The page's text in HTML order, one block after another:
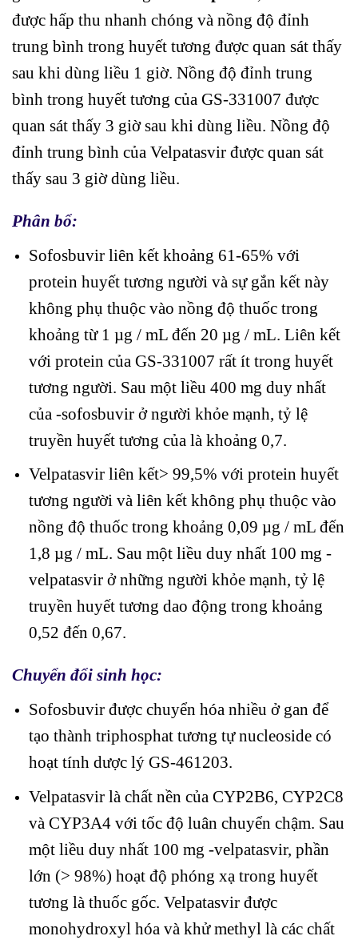
được hấp thu nhanh chóng và nồng độ đỉnh
trung bình trong huyết tương được quan sát thấy
sau khi dùng liều 1 giờ. Nồng độ đỉnh trung
bình trong huyết tương của GS-331007 được
quan sát thấy 3 giờ sau khi dùng liều. Nồng độ
đỉnh trung bình của Velpatasvir được quan sát
thấy sau 3 giờ dùng liều.
Phân bổ:
Sofosbuvir liên kết khoảng 61-65% với
protein huyết tương người và sự gắn kết này
không phụ thuộc vào nồng độ thuốc trong
khoảng từ 1 µg / mL đến 20 µg / mL. Liên kết
với protein của GS-331007 rất ít trong huyết
tương người. Sau một liều 400 mg duy nhất
của -sofosbuvir ở người khỏe mạnh, tỷ lệ
truyền huyết tương của là khoảng 0,7.
Velpatasvir liên kết> 99,5% với protein huyết
tương người và liên kết không phụ thuộc vào
nồng độ thuốc trong khoảng 0,09 µg / mL đến
1,8 µg / mL. Sau một liều duy nhất 100 mg -
velpatasvir ở những người khỏe mạnh, tỷ lệ
truyền huyết tương dao động trong khoảng
0,52 đến 0,67.
Chuyển đổi sinh học:
Sofosbuvir được chuyển hóa nhiều ở gan để
tạo thành triphosphat tương tự nucleoside có
hoạt tính dược lý GS-461203.
Velpatasvir là chất nền của CYP2B6, CYP2C8
và CYP3A4 với tốc độ luân chuyển chậm. Sau
một liều duy nhất 100 mg -velpatasvir, phần
lớn (> 98%) hoạt độ phóng xạ trong huyết
tương là thuốc gốc. Velpatasvir được
monohydroxyl hóa và khử methyl là các chất